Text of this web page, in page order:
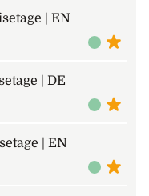
| EN
| DE
| EN